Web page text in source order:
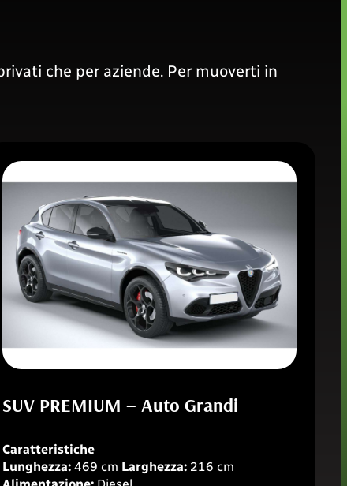
che per aziende. Per muoverti in
SUV PREMIUM – Auto Grandi
Caratteristiche
Lunghezza: 469 cm Larghezza: 216 cm